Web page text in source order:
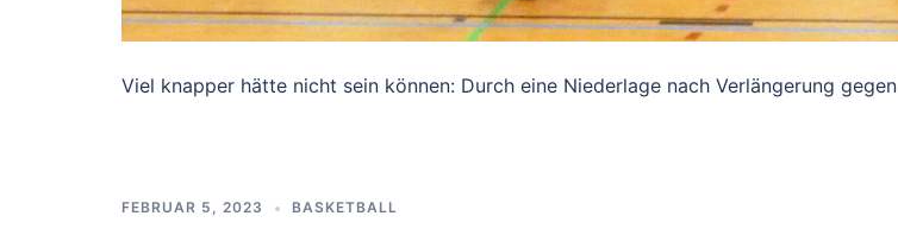
Viel knapper hätte nicht sein können: Durch eine Niederlage nach Verlängerung gegen
FEBRUAR 5, 2023 BASKETBALL